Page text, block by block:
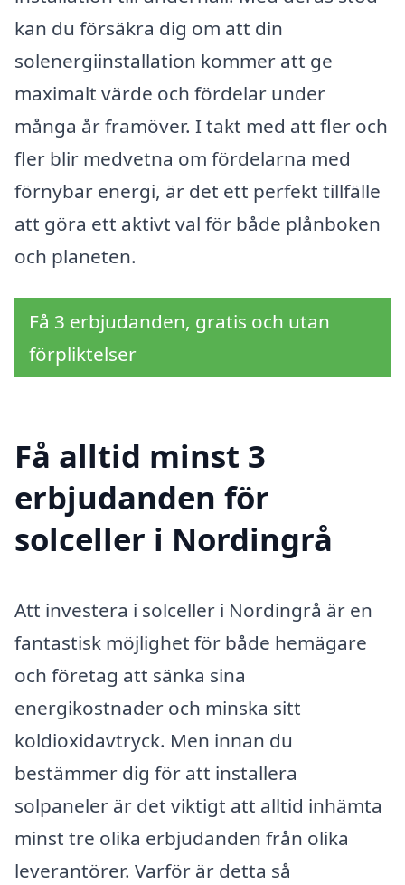
kan du försäkra dig om att din
solenergiinstallation kommer att ge
maximalt värde och fördelar under
många år framöver. I takt med att fler och
fler blir medvetna om fördelarna med
förnybar energi, är det ett perfekt tillfälle
att göra ett aktivt val för både plånboken
och planeten.
Få 3 erbjudanden, gratis och utan
förpliktelser
Få alltid minst 3
erbjudanden för
solceller i Nordingrå
Att investera i solceller i Nordingrå är en
fantastisk möjlighet för både hemägare
och företag att sänka sina
energikostnader och minska sitt
koldioxidavtryck. Men innan du
bestämmer dig för att installera
solpaneler är det viktigt att alltid inhämta
minst tre olika erbjudanden från olika
leverantörer. Varför är detta så